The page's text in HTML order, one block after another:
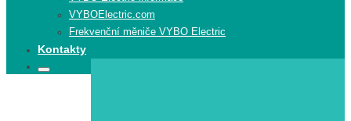
VYBOElectric.com
Frekvenční měniče VYBO Electric
Kontakty
Search
Search